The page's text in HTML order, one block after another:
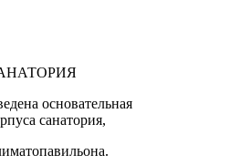
основательная
санатория,